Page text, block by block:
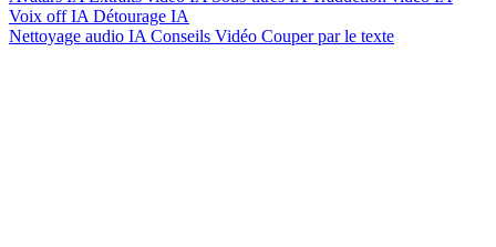
Voix off IA Détourage IA
Nettoyage audio IA Conseils Vidéo Couper par le texte